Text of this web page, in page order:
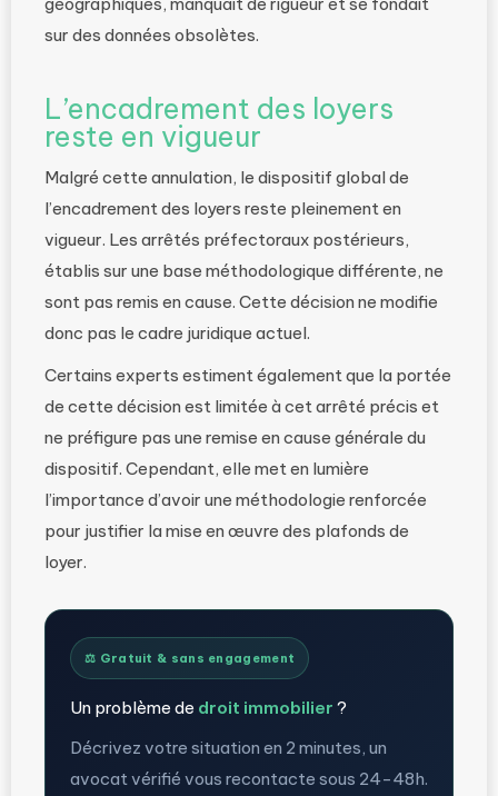
sur des données obsolètes.
L’encadrement des loyers
reste en vigueur
Malgré cette annulation, le dispositif global de
l’encadrement des loyers reste pleinement en
vigueur. Les arrêtés préfectoraux postérieurs,
établis sur une base méthodologique différente, ne
sont pas remis en cause. Cette décision ne modifie
donc pas le cadre juridique actuel.
Certains experts estiment également que la portée
de cette décision est limitée à cet arrêté précis et
ne préfigure pas une remise en cause générale du
dispositif. Cependant, elle met en lumière
l’importance d’avoir une méthodologie renforcée
pour justifier la mise en œuvre des plafonds de
loyer.
⚖️ Gratuit & sans engagement
Un problème de droit immobilier ?
Décrivez votre situation en 2 minutes, un
avocat vérifié vous recontacte sous 24-48h.